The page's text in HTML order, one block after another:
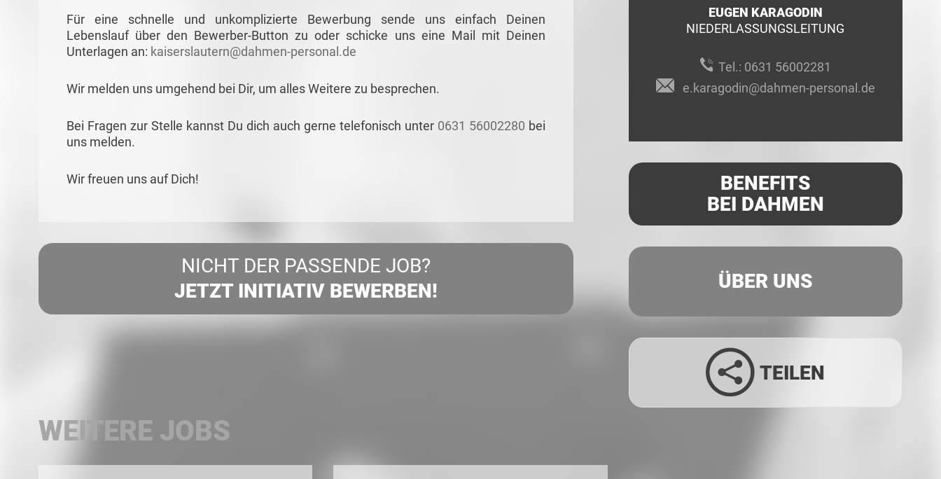
Für eine schnelle und unkomplizierte Bewerbung sende uns einfach Deinen
Lebenslauf über den Bewerber-Button zu oder schicke uns eine Mail mit Deinen
Unterlagen an: kaiserslautern@dahmen-personal.de
Wir melden uns umgehend bei Dir, um alles Weitere zu besprechen.
Bei Fragen zur Stelle kannst Du dich auch gerne telefonisch unter 0631 56002280 bei
uns melden.
Wir freuen uns auf Dich!
NICHT DER PASSENDE JOB?
JETZT INITIATIV BEWERBEN!
EUGEN KARAGODIN
NIEDERLASSUNGSLEITUNG
Tel.: 0631 56002281
e.karagodin@dahmen-personal.de
BENEFITS
BEI DAHMEN
ÜBER UNS
TEILEN
WEITERE JOBS